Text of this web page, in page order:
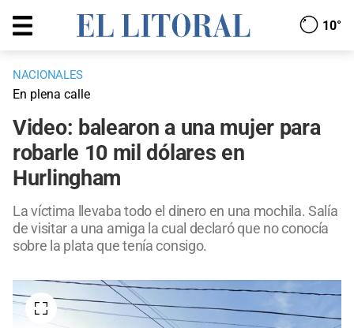
10°
NACIONALES
En plena calle
Video: balearon a una mujer para
robarle 10 mil dólares en
Hurlingham
La víctima llevaba todo el dinero en una mochila. Salía
de visitar a una amiga la cual declaró que no conocía
sobre la plata que tenía consigo.